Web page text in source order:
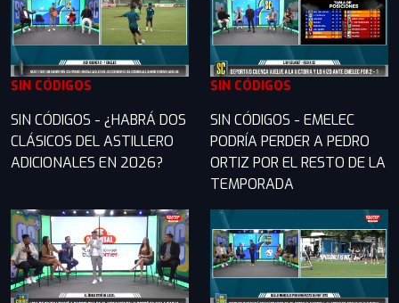
SIN CÓDIGOS
SIN CÓDIGOS - ¿HABRÁ DOS
CLÁSICOS DEL ASTILLERO
ADICIONALES EN 2026?
SIN CÓDIGOS
SIN CÓDIGOS - EMELEC
PODRÍA PERDER A PEDRO
ORTIZ POR EL RESTO DE LA
TEMPORADA